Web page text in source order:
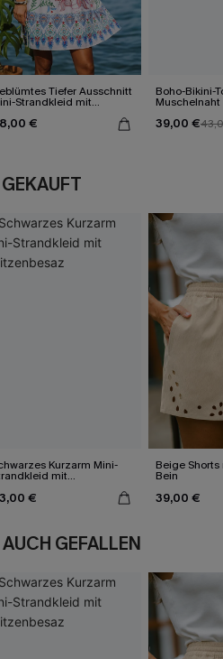
Tiefer Ausschnitt
Strandkleid mit
€
Boho-Bikini-
Muschelnaht
39,00 €
Kurzarm Mini-
mit
€
Beige
Bein
39,00 €
GEFALLEN